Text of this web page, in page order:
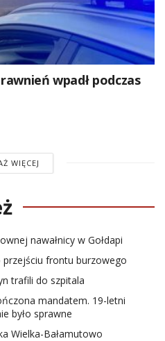
wpadł podczas
WIĘCEJ
nawałnicy w Gołdapi
frontu burzowego
trafili do szpitala
mandatem. 19-letni
było sprawne
Wielka-Bałamutowo